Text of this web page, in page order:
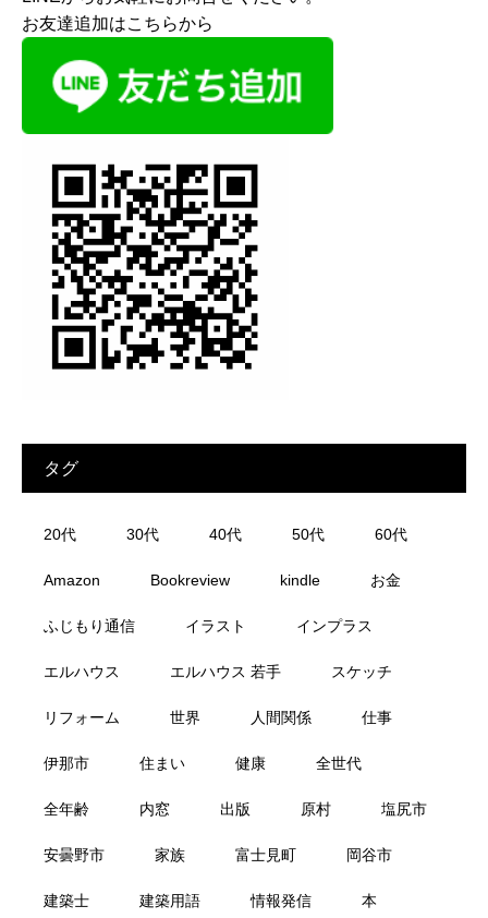
お友達追加はこちらから
タグ
20代 30代 40代 50代 60代
Amazon Bookreview kindle お金
ふじもり通信 イラスト インプラス
エルハウス エルハウス 若手 スケッチ
リフォーム 世界 人間関係 仕事
伊那市 住まい 健康 全世代
全年齢 内窓 出版 原村 塩尻市
安曇野市 家族 富士見町 岡谷市
建築士 建築用語 情報発信 本